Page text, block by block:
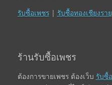
รับซื้อเพชร| รับซื้อทองเชียงราย
ร้านรับซื้อเพชร
ต้องการขายเพชร ต้องเว็บ รับซื้